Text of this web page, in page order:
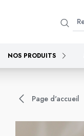
NOS PRODUITS
Page d'accueil